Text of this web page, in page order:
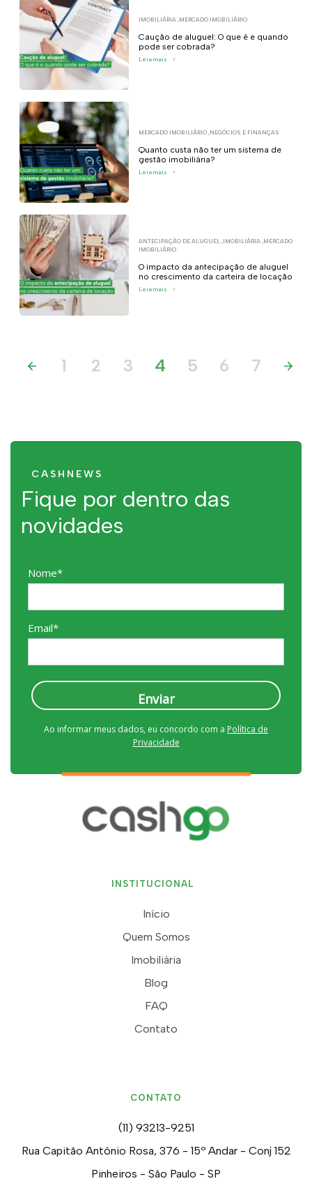
Caução de aluguel: O que é e quando
pode ser cobrada?
IMOBILIÁRIA,MERCADO IMOBILIÁRIO
Leia mais >
Quanto custa não ter um sistema de
gestão imobiliária?
MERCADO IMOBILIÁRIO,NEGÓCIOS E FINANÇAS
Leia mais >
O impacto da antecipação de aluguel
no crescimento da carteira de locação
ANTECIPAÇÃO DE ALUGUEL,IMOBILIÁRIA,MERCADO
IMOBILIÁRIO
Leia mais >
1 2 3 4 5 6 7
CASHNEWS
Fique por dentro das
novidades
Nome*
Email*
Enviar
Ao informar meus dados, eu concordo com a Política de
Privacidade
INSTITUCIONAL
Início
Quem Somos
Imobiliária
Blog
FAQ
Contato
CONTATO
(11) 93213-9251
Rua Capitão Antônio Rosa, 376 - 15º Andar - Conj 152
Pinheiros - São Paulo - SP